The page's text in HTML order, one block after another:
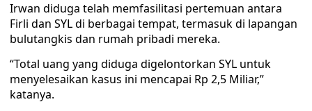
Irwan diduga telah memfasilitasi pertemuan antara
Firli dan SYL di berbagai tempat, termasuk di lapangan
bulutangkis dan rumah pribadi mereka.
“Total uang yang diduga digelontorkan SYL untuk
menyelesaikan kasus ini mencapai Rp 2,5 Miliar,”
katanya.